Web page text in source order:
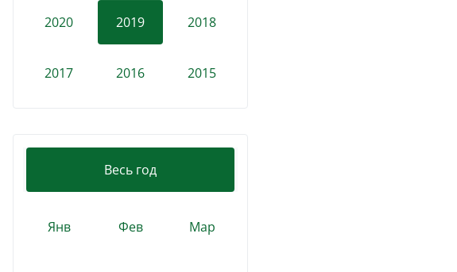
2020 2019 2018
2017 2016 2015
Весь год
Янв Фев Мар